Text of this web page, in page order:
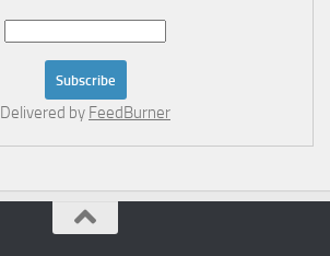
Delivered by FeedBurner